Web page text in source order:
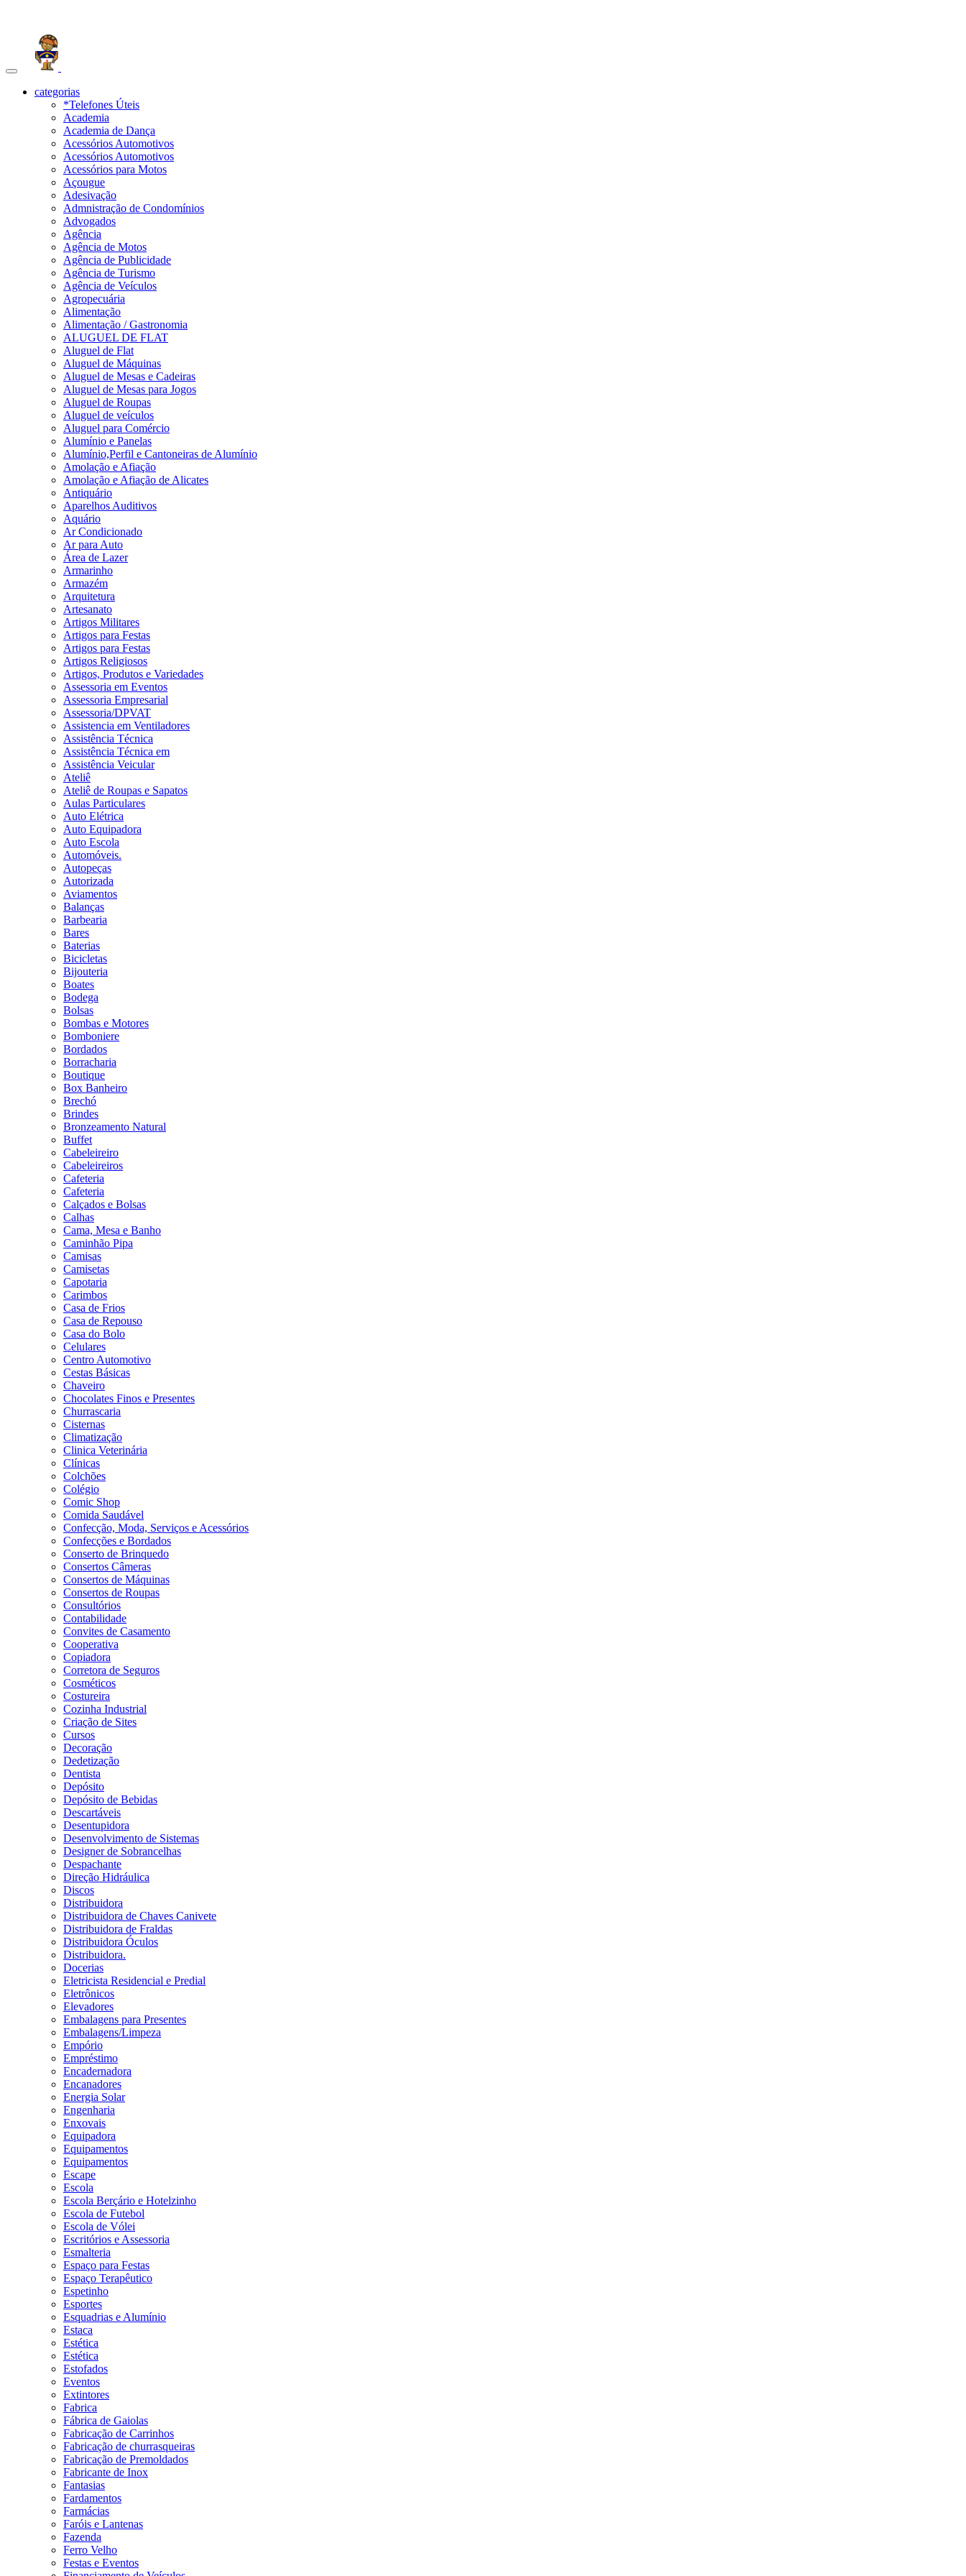
Toggle
navigationcategorias
*Telefones Úteis
Academia
Academia de Dança
Acessórios Automotivos
Acessórios Automotivos
Acessórios para Motos
Açougue
Adesivação
Admnistração de Condomínios
Advogados
Agência
Agência de Motos
Agência de Publicidade
Agência de Turismo
Agência de Veículos
Agropecuária
Alimentação
Alimentação / Gastronomia
ALUGUEL DE FLAT
Aluguel de Flat
Aluguel de Máquinas
Aluguel de Mesas e Cadeiras
Aluguel de Mesas para Jogos
Aluguel de Roupas
Aluguel de veículos
Aluguel para Comércio
Alumínio e Panelas
Alumínio,Perfil e Cantoneiras de Alumínio
Amolação e Afiação
Amolação e Afiação de Alicates
Antiquário
Aparelhos Auditivos
Aquário
Ar Condicionado
Ar para Auto
Área de Lazer
Armarinho
Armazém
Arquitetura
Artesanato
Artigos Militares
Artigos para Festas
Artigos para Festas
Artigos Religiosos
Artigos, Produtos e Variedades
Assessoria em Eventos
Assessoria Empresarial
Assessoria/DPVAT
Assistencia em Ventiladores
Assistência Técnica
Assistência Técnica em
Assistência Veicular
Ateliê
Ateliê de Roupas e Sapatos
Aulas Particulares
Auto Elétrica
Auto Equipadora
Auto Escola
Automóveis.
Autopeças
Autorizada
Aviamentos
Balanças
Barbearia
Bares
Baterias
Bicicletas
Bijouteria
Boates
Bodega
Bolsas
Bombas e Motores
Bomboniere
Bordados
Borracharia
Boutique
Box Banheiro
Brechó
Brindes
Bronzeamento Natural
Buffet
Cabeleireiro
Cabeleireiros
Cafeteria
Cafeteria
Calçados e Bolsas
Calhas
Cama, Mesa e Banho
Caminhão Pipa
Camisas
Camisetas
Capotaria
Carimbos
Casa de Frios
Casa de Repouso
Casa do Bolo
Celulares
Centro Automotivo
Cestas Básicas
Chaveiro
Chocolates Finos e Presentes
Churrascaria
Cisternas
Climatização
Clinica Veterinária
Clínicas
Colchões
Colégio
Comic Shop
Comida Saudável
Confecção, Moda, Serviços e Acessórios
Confecções e Bordados
Conserto de Brinquedo
Consertos Câmeras
Consertos de Máquinas
Consertos de Roupas
Consultórios
Contabilidade
Convites de Casamento
Cooperativa
Copiadora
Corretora de Seguros
Cosméticos
Costureira
Cozinha Industrial
Criação de Sites
Cursos
Decoração
Dedetização
Dentista
Depósito
Depósito de Bebidas
Descartáveis
Desentupidora
Desenvolvimento de Sistemas
Designer de Sobrancelhas
Despachante
Direção Hidráulica
Discos
Distribuidora
Distribuidora de Chaves Canivete
Distribuidora de Fraldas
Distribuidora Óculos
Distribuidora.
Docerias
Eletricista Residencial e Predial
Eletrônicos
Elevadores
Embalagens para Presentes
Embalagens/Limpeza
Empório
Empréstimo
Encadernadora
Encanadores
Energia Solar
Engenharia
Enxovais
Equipadora
Equipamentos
Equipamentos
Escape
Escola
Escola Berçário e Hotelzinho
Escola de Futebol
Escola de Vólei
Escritórios e Assessoria
Esmalteria
Espaço para Festas
Espaço Terapêutico
Espetinho
Esportes
Esquadrias e Alumínio
Estaca
Estética
Estética
Estofados
Eventos
Extintores
Fabrica
Fábrica de Gaiolas
Fabricação de Carrinhos
Fabricação de churrasqueiras
Fabricação de Premoldados
Fabricante de Inox
Fantasias
Fardamentos
Farmácias
Faróis e Lantenas
Fazenda
Ferro Velho
Festas e Eventos